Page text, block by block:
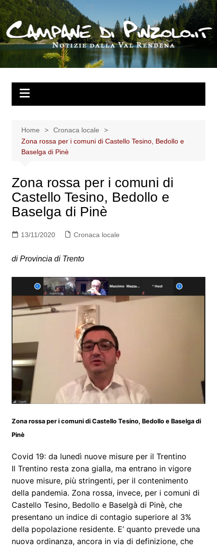
Salta
al
contenuto
Home
Cronaca locale
Zona rossa per i comuni di Castello Tesino, Bedollo e
Baselga di Pinè
Zona rossa per i comuni di
Castello Tesino, Bedollo e
Baselga di Pinè
13/11/2020 Cronaca locale
di Provincia di Trento
Zona rossa per i comuni di Castello Tesino, Bedollo e Baselga di
Pinè
Covid 19: da lunedì nuove misure per il Trentino
Il Trentino resta zona gialla, ma entrano in vigore
nuove misure, più stringenti, per il contenimento
della pandemia. Zona rossa, invece, per i comuni di
Castello Tesino, Bedollo e Baselgà di Pinè, che
presentano un indice di contagio superiore al 3%
della popolazione residente. E’ quanto prevede una
nuova ordinanza, ancora in via di definizione, che